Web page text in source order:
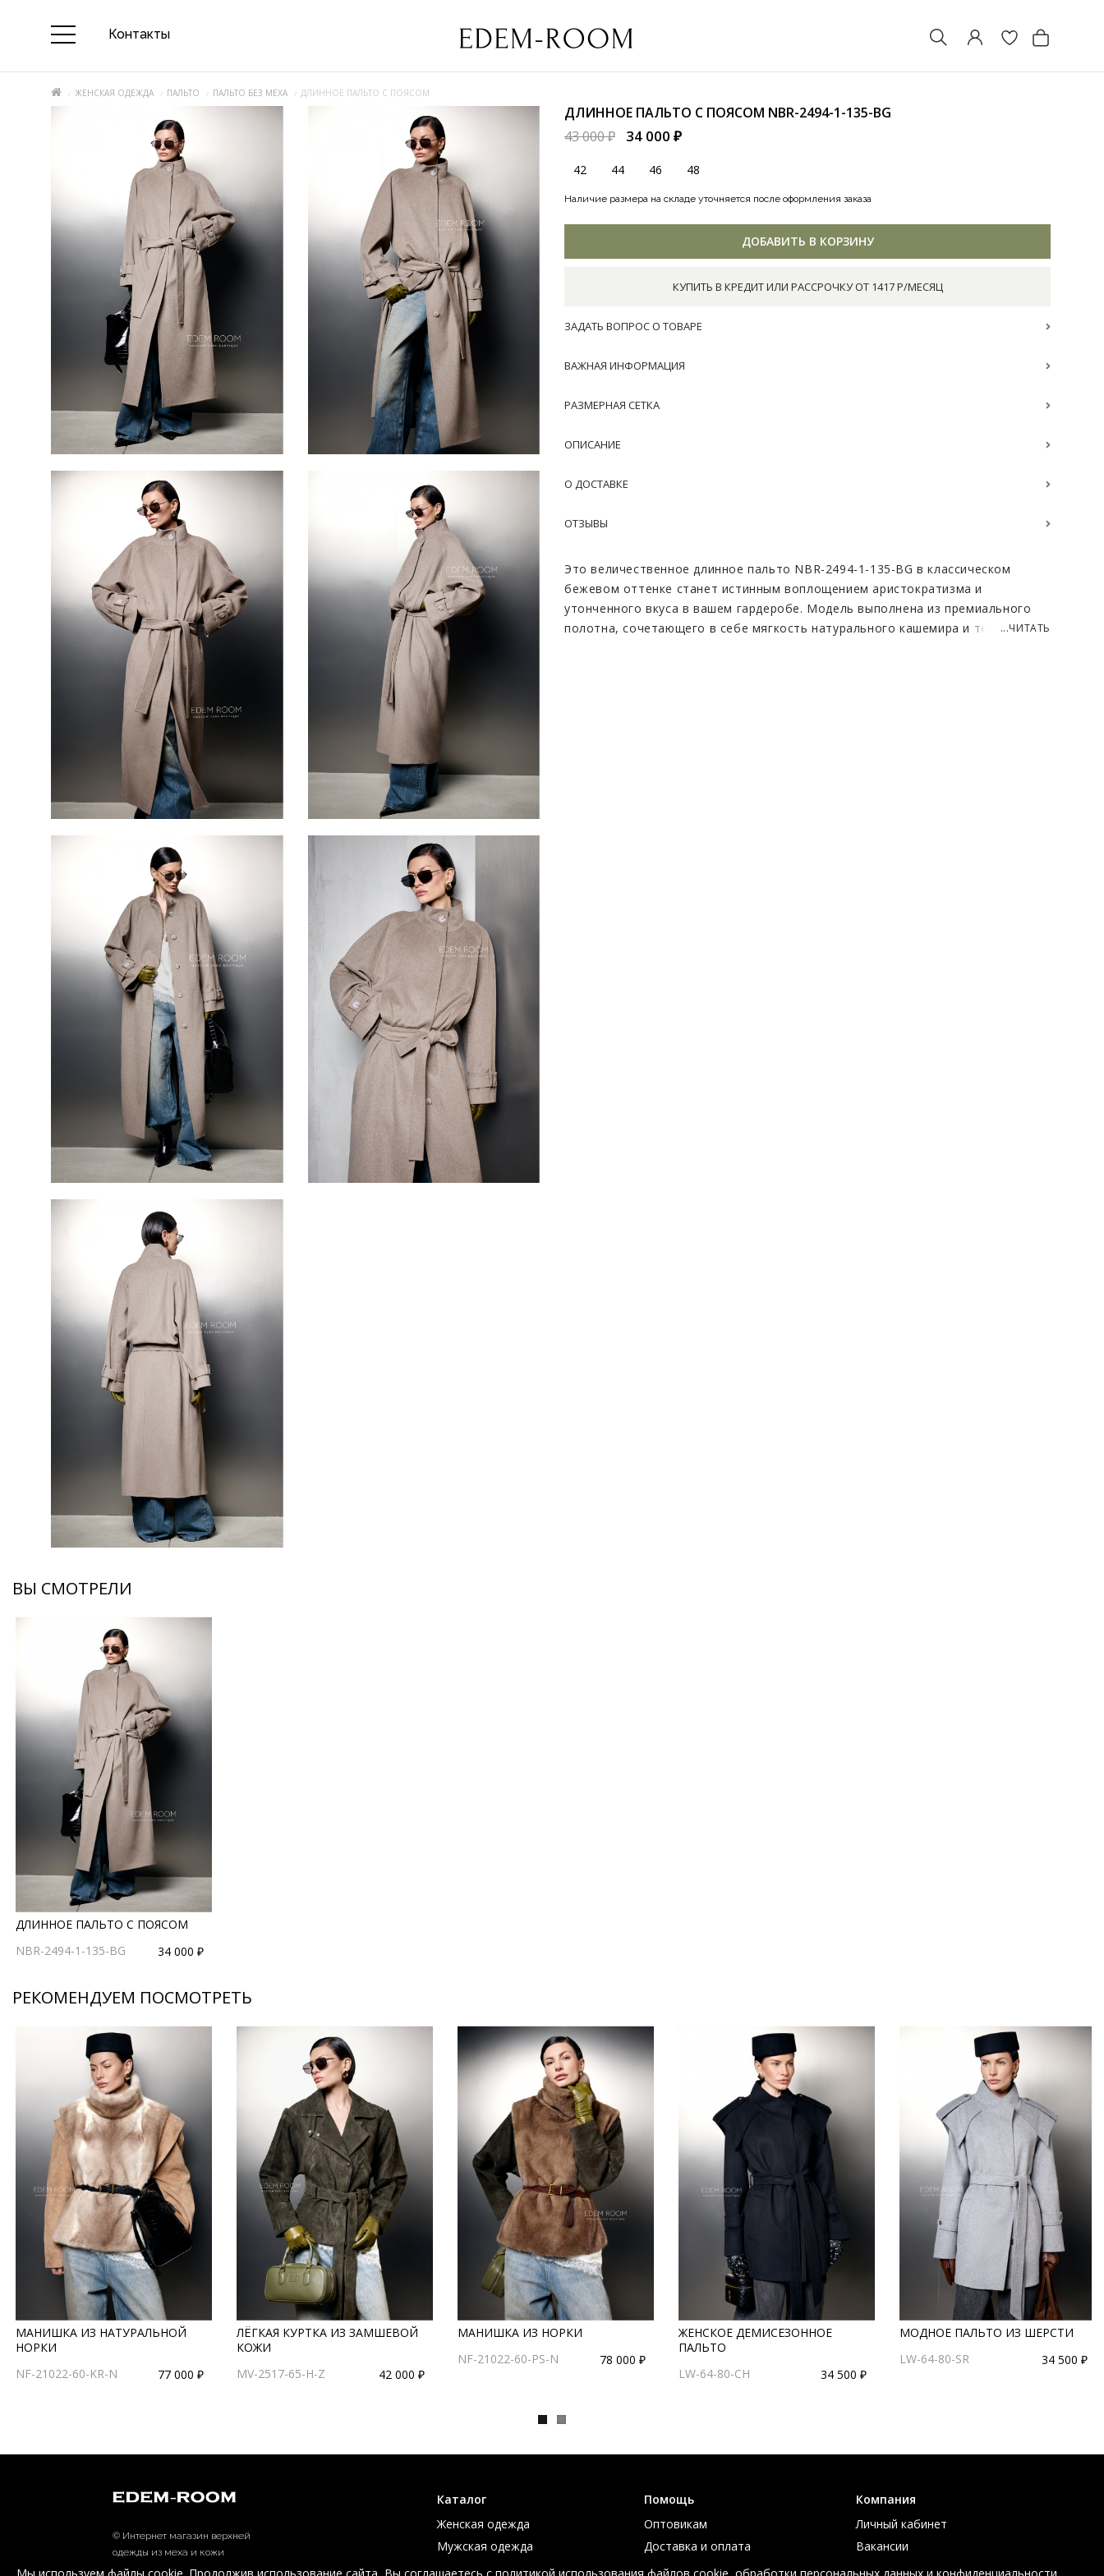
Контакты
ЖЕНСКАЯ ОДЕЖДА ПАЛЬТО ПАЛЬТО БЕЗ МЕХА ДЛИННОЕ ПАЛЬТО С ПОЯСОМ
ДЛИННОЕ ПАЛЬТО С ПОЯСОМ NBR-2494-1-135-BG
43 000 ₽
34 000 ₽
42 44 46 48
Наличие размера на складе уточняется после оформления заказа
ДОБАВИТЬ В КОРЗИНУ
КУПИТЬ В КРЕДИТ ИЛИ РАССРОЧКУ ОТ 1417 Р/МЕСЯЦ
ЗАДАТЬ ВОПРОС О ТОВАРЕ
ВАЖНАЯ ИНФОРМАЦИЯ
РАЗМЕРНАЯ СЕТКА
ОПИСАНИЕ
О ДОСТАВКЕ
ОТЗЫВЫ
Это величественное длинное пальто NBR-2494-1-135-BG в классическом
бежевом оттенке станет истинным воплощением аристократизма и
утонченного вкуса в вашем гардеробе. Модель выполнена из премиального
полотна, сочетающего в себе мягкость натурального кашемира и тепло...ЧИТАТЬ
ВЫ СМОТРЕЛИ
ДЛИННОЕ ПАЛЬТО С ПОЯСОМ
NBR-2494-1-135-BG
34 000 ₽
РЕКОМЕНДУЕМ ПОСМОТРЕТЬ
МАНИШКА ИЗ НАТУРАЛЬНОЙ
НОРКИ
NF-21022-60-KR-N
77 000 ₽
ЛЁГКАЯ КУРТКА ИЗ ЗАМШЕВОЙ
КОЖИ
MV-2517-65-H-Z
42 000 ₽
МАНИШКА ИЗ НОРКИ
NF-21022-60-PS-N
78 000 ₽
ЖЕНСКОЕ ДЕМИСЕЗОННОЕ
ПАЛЬТО
LW-64-80-CH
34 500 ₽
МОДНОЕ ПАЛЬТО ИЗ ШЕРСТИ
LW-64-80-SR
34 500 ₽
© Интернет магазин верхней
одежды из меха и кожи
EDEM-ROOM 2011-2026
Каталог
Женская одежда
Мужская одежда
Большие размеры
Помощь
Оптовикам
Доставка и оплата
Таблица размеров
Компания
Личный кабинет
Вакансии
Контакты